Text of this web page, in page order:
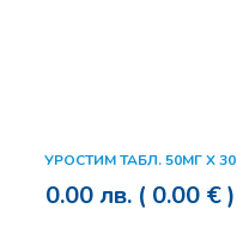
УРОСТИМ ТАБЛ. 50МГ Х 30
0.00лв. ( 0.00 € )